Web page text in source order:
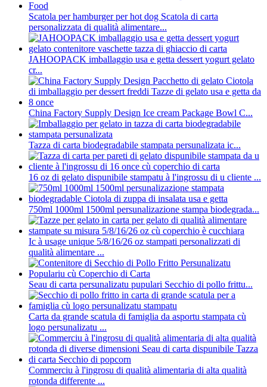
Scatola per hamburger per hot dog Scatola di carta
personalizzata di qualità alimentare...
JAHOOPACK imballaggio usa e getta dessert yogurt gelato
cr...
China Factory Supply Design Ice cream Package Bowl C...
Tazza di carta biodegradabile stampata persunalizata ic...
16 oz di gelato dispunibile stampatu à l'ingrossu di u cliente ...
750ml 1000ml 1500ml persunalizazione stampa biodegrada...
Ic à usage unique 5/8/16/26 oz stampati personalizzati di
qualità alimentare ...
Seau di carta persunalizatu pupulari Secchio di pollo frittu...
Carta da grande scatula di famiglia da asportu stampata cù
logo persunalizatu ...
Commerciu à l'ingrosu di qualità alimentaria di alta qualità
rotonda differente ...